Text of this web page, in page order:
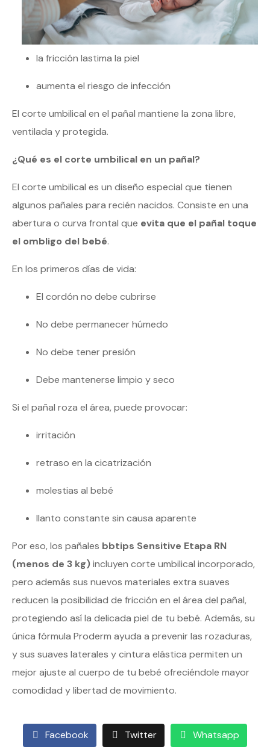
la fricción lastima la piel
aumenta el riesgo de infección
El corte umbilical en el pañal mantiene la zona libre,
ventilada y protegida.
¿Qué es el corte umbilical en un pañal?
El corte umbilical es un diseño especial que tienen
algunos pañales para recién nacidos. Consiste en una
abertura o curva frontal que evita que el pañal toque
el ombligo del bebé.
En los primeros días de vida:
El cordón no debe cubrirse
No debe permanecer húmedo
No debe tener presión
Debe mantenerse limpio y seco
Si el pañal roza el área, puede provocar:
irritación
retraso en la cicatrización
molestias al bebé
llanto constante sin causa aparente
Por eso, los pañales bbtips Sensitive Etapa RN
(menos de 3 kg)incluyen corte umbilical incorporado,
pero además sus nuevos materiales extra suaves
reducen la posibilidad de fricción en el área del pañal,
protegiendo así la delicada piel de tu bebé. Además, su
única fórmula Proderm ayuda a prevenir las rozaduras,
y sus suaves laterales y cintura elástica permiten un
mejor ajuste al cuerpo de tu bebé ofreciéndole mayor
comodidad y libertad de movimiento.
Facebook Twitter Whatsapp